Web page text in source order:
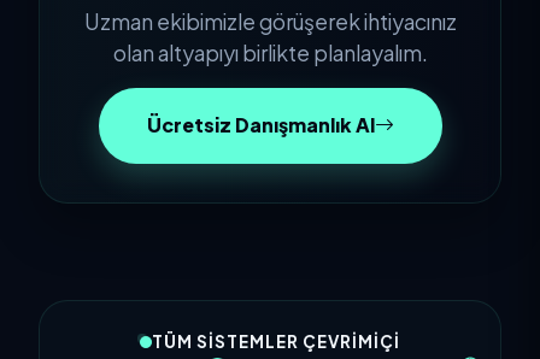
Uzman ekibimizle görüşerek ihtiyacınız
olan altyapıyı birlikte planlayalım.
Ücretsiz Danışmanlık Al
TÜM SISTEMLER ÇEVRIMIÇI